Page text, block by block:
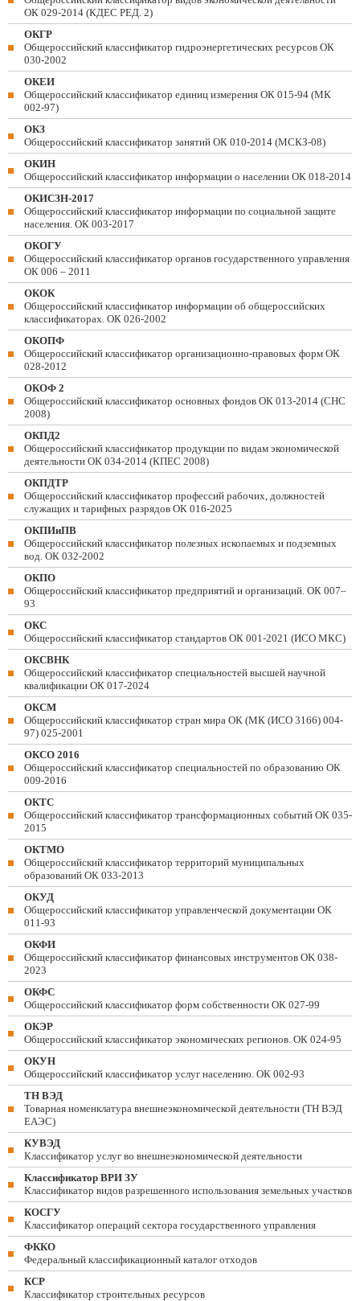
ОК 029-2014 (КДЕС РЕД. 2)
ОКГР
Общероссийский классификатор гидроэнергетических ресурсов ОК
030-2002
ОКЕИ
Общероссийский классификатор единиц измерения ОК 015-94 (МК
002-97)
ОКЗ
Общероссийский классификатор занятий ОК 010-2014 (МСКЗ-08)
ОКИН
Общероссийский классификатор информации о населении ОК 018-2014
ОКИСЗН-2017
Общероссийский классификатор информации по социальной защите
населения. ОК 003-2017
ОКОГУ
Общероссийский классификатор органов государственного управления
ОК 006 – 2011
ОКОК
Общероссийский классификатор информации об общероссийских
классификаторах. ОК 026-2002
ОКОПФ
Общероссийский классификатор организационно-правовых форм ОК
028-2012
ОКОФ 2
Общероссийский классификатор основных фондов ОК 013-2014 (СНС
2008)
ОКПД2
Общероссийский классификатор продукции по видам экономической
деятельности ОК 034-2014 (КПЕС 2008)
ОКПДТР
Общероссийский классификатор профессий рабочих, должностей
служащих и тарифных разрядов ОК 016-2025
ОКПИиПВ
Общероссийский классификатор полезных ископаемых и подземных
вод. ОК 032-2002
ОКПО
Общероссийский классификатор предприятий и организаций. ОК 007–
93
ОКС
Общероссийский классификатор стандартов ОК 001-2021 (ИСО МКС)
ОКСВНК
Общероссийский классификатор специальностей высшей научной
квалификации ОК 017-2024
ОКСМ
Общероссийский классификатор стран мира ОК (МК (ИСО 3166) 004-
97) 025-2001
ОКСО 2016
Общероссийский классификатор специальностей по образованию ОК
009-2016
ОКТС
Общероссийский классификатор трансформационных событий ОК 035-
2015
ОКТМО
Общероссийский классификатор территорий муниципальных
образований ОК 033-2013
ОКУД
Общероссийский классификатор управленческой документации ОК
011-93
ОКФИ
Общероссийский классификатор финансовых инструментов OK 038-
2023
ОКФС
Общероссийский классификатор форм собственности ОК 027-99
ОКЭР
Общероссийский классификатор экономических регионов. ОК 024-95
ОКУН
Общероссийский классификатор услуг населению. ОК 002-93
ТН ВЭД
Товарная номенклатура внешнеэкономической деятельности (ТН ВЭД
ЕАЭС)
КУВЭД
Классификатор услуг во внешнеэкономической деятельности
Классификатор ВРИ ЗУ
Классификатор видов разрешенного использования земельных участков
КОСГУ
Классификатор операций сектора государственного управления
ФККО
Федеральный классификационный каталог отходов
КСР
Классификатор строительных ресурсов